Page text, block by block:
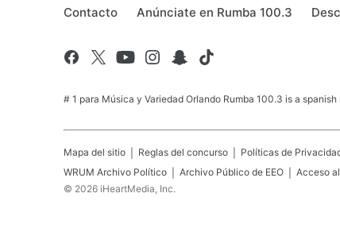
Contacto Anúnciate en Rumba 100.3
# 1 para Música y Variedad Orlando Rumba 100.3 is a
Mapa del sitio Reglas del concurso Políticas de
WRUM Archivo Político Archivo Público de EEO Acceso
© 2026 iHeartMedia, Inc.